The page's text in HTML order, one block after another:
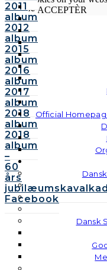
Official
Dansk
2011
album
2012
album
2015
album
2016
album
2017
album
2018
album
2018
album
–
60
års
Facebook
GEM & ACCEPTÈR